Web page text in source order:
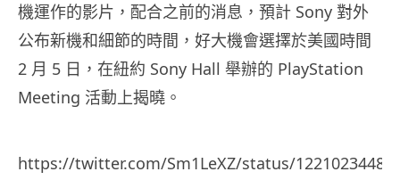
機運作的影片，配合之前的消息，預計 Sony 對外
公布新機和細節的時間，好大機會選擇於美國時間
2 月 5 日，在紐約 Sony Hall 舉辦的 PlayStation
Meeting 活動上揭曉。
https://twitter.com/Sm1LeXZ/status/